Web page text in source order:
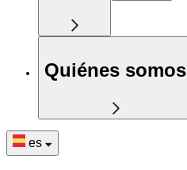
Quiénes somos
es